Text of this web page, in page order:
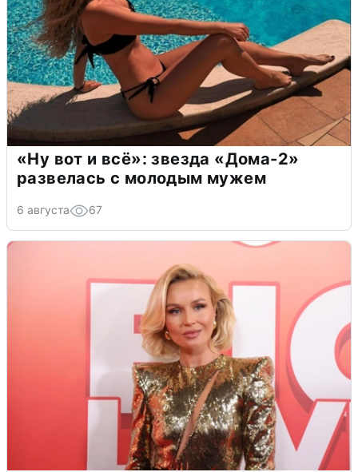
«Ну вот и всё»: звезда «Дома-2»
развелась с молодым мужем
6 августа 67